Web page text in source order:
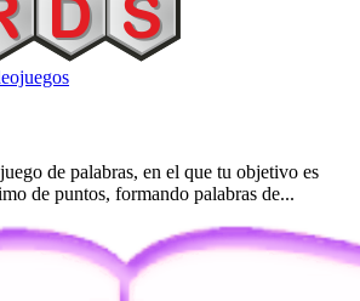
de palabras, en el que tu objetivo es
de puntos, formando palabras de...